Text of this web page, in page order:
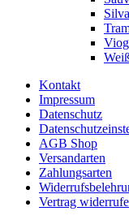
Kontakt
Impressum
Datenschutz
AGB Shop
Versandarten
Zahlungsarten
Vertrag